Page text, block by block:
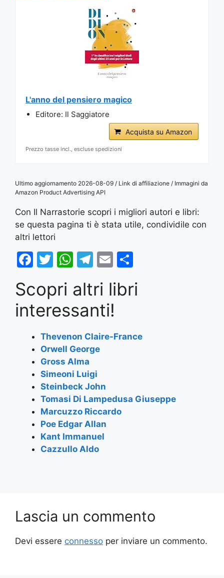
L'anno del pensiero magico
Editore: Il Saggiatore
Acquista su Amazon
Prezzo tasse incl., escluse spedizioni
Ultimo aggiornamento 2026-08-09 / Link di affiliazione / Immagini da
Amazon Product Advertising API
Con Il Narrastorie scopri i migliori autori e libri:
se questa pagina ti è stata utile, condividile con
altri lettori
F
c
e
b
o
o
k
T
itt
er
W
at
s
A
p
p
T
e
gr
a
m
E
ai
l
ar
Scopri altri libri
interessanti!
Thevenon Claire-France
Orwell George
Gross Alma
Simeoni Luigi
Steinbeck John
Tomasi Di Lampedusa Giuseppe
Marcuzzo Riccardo
Poe Edgar Allan
Kant Immanuel
Cazzullo Aldo
Lascia un commento
Devi essere connesso per inviare un commento.